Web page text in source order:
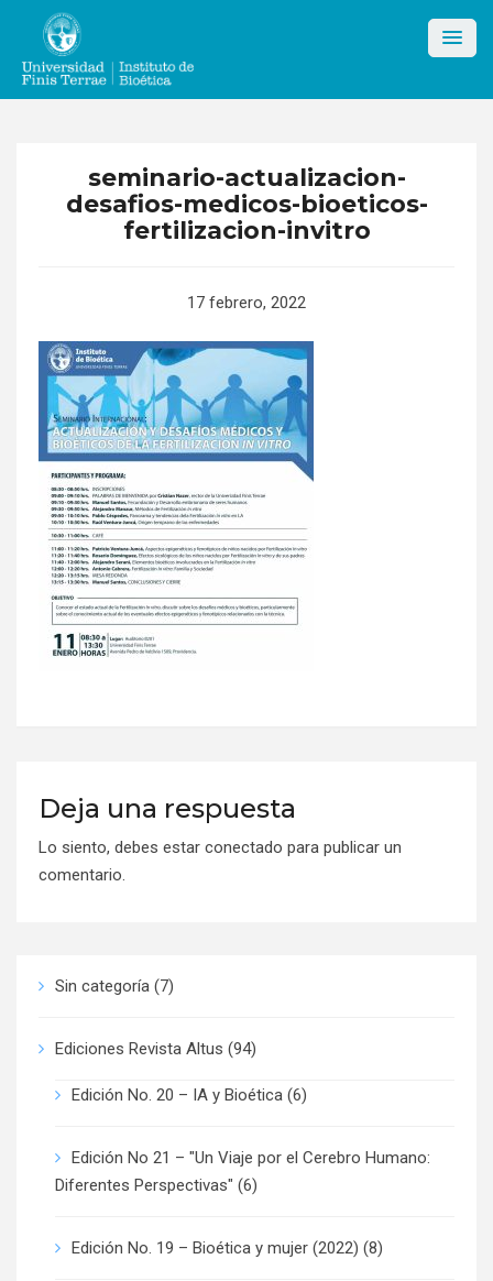
content
seminario-actualizacion-
desafios-medicos-bioeticos-
fertilizacion-invitro
17 febrero, 2022
Deja una respuesta
Lo siento, debes estar conectado para publicar un
comentario.
Sin categoría (7)
Ediciones Revista Altus (94)
Edición No. 20 – IA y Bioética (6)
Edición No 21 – "Un Viaje por el Cerebro Humano:
Diferentes Perspectivas" (6)
Edición No. 19 – Bioética y mujer (2022) (8)